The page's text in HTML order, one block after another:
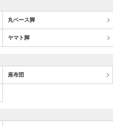
丸ベース脚
ヤマト脚
座布団